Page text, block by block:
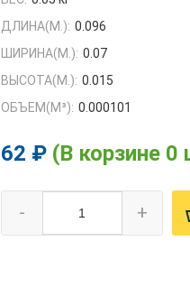
ДЛИНА(М.): 0.096
ШИРИНА(М.): 0.07
ВЫСОТА(М.): 0.015
ОБЪЕМ(M³): 0.000101
62 ₽ (В корзине 0
- +